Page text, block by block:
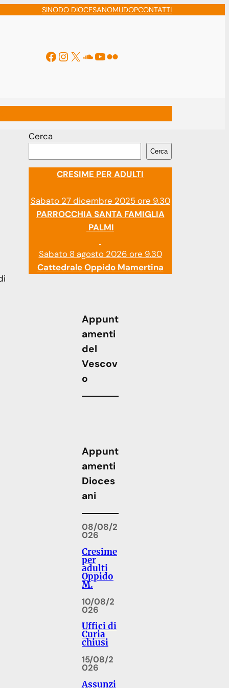
SINODO DIOCESANOMUDOPCONTATTI
Facebook
Instagram
X Soundcloud
YouTube
Flickr
Cerca
Cerca
CRESIME PER ADULTI
Sabato 27 dicembre 2025 ore 9.30
PARROCCHIA SANTA FAMIGLIA
PALMI
Sabato 8 agosto 2026 ore 9.30
Cattedrale Oppido Mamertina
Appunt
amenti
del
Vescov
o
Appunt
amenti
Dioces
ani
08/08/2
026
Cresime
per
adulti
Oppido
M.
10/08/2
026
Uffici di
Curia
chiusi
15/08/2
026
Assunzi